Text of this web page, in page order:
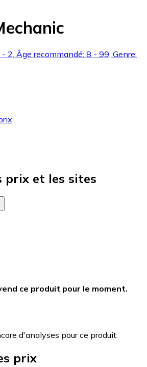
2, Âge recommandé: 8 - 99, Genre:
prix et les sites
ce produit pour le moment.
d'analyses pour ce produit.
prix